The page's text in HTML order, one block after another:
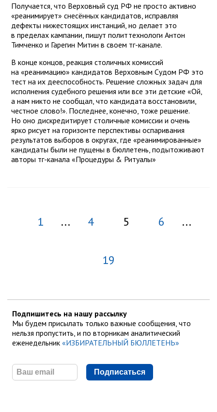
Получается, что Верховный суд РФ не просто активно
«реанимирует» снесённых кандидатов, исправляя
дефекты нижестоящих инстанций, но делает это
в пределах кампании, пишут политтехнологи Антон
Тимченко и Гарегин Митин в своем тг-канале.
В конце концов, реакция столичных комиссий
на «реанимацию» кандидатов Верховным Судом РФ это
тест на их дееспособность. Решение сложных задач для
исполнения судебного решения или все эти детские «Ой,
а нам никто не сообщал, что кандидата восстановили,
честное слово!». Последнее, конечно, тоже решение.
Но оно дискредитирует столичные комиссии и очень
ярко рисует на горизонте перспективы оспаривания
результатов выборов в округах, где «реанимированные»
кандидаты были не пущены в бюллетень, подытоживают
авторы тг-канала «Процедуры & Ритуалы»
1 ... 4 5 6 ...
19
Подпишитесь на нашу рассылку
Мы будем присылать только важные сообщения, что
нельзя пропустить, и по вторникам аналитический
еженедельник «ИЗБИРАТЕЛЬНЫЙ БЮЛЛЕТЕНЬ»
Подписаться